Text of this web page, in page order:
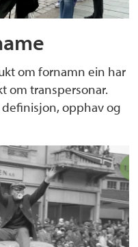
om fornamn ein har
om transpersonar.
opphav og